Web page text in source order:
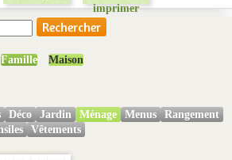
imprimer
Famille Maison
Déco Jardin Ménage Menus
Rangement
Vêtements